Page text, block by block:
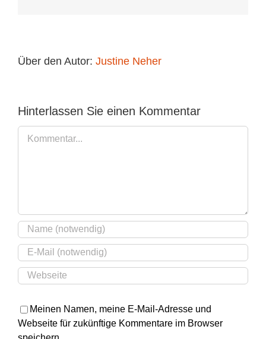
Über den Autor: Justine Neher
Hinterlassen Sie einen Kommentar
Meinen Namen, meine E-Mail-Adresse und
Webseite für zukünftige Kommentare im Browser